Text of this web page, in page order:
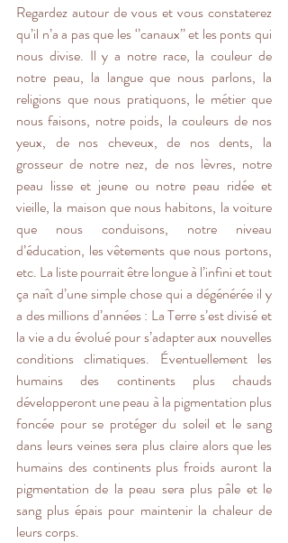
Regardez autour de vous et vous constaterez
qu’il n’a a pas que les ‘’canaux’’ et les ponts qui
nous divise. Il y a notre race, la couleur de
notre peau, la langue que nous parlons, la
religions que nous pratiquons, le métier que
nous faisons, notre poids, la couleurs de nos
yeux, de nos cheveux, de nos dents, la
grosseur de notre nez, de nos lèvres, notre
peau lisse et jeune ou notre peau ridée et
vieille, la maison que nous habitons, la voiture
que nous conduisons, notre niveau
d’éducation, les vêtements que nous portons,
etc. La liste pourrait être longue à l’infini et tout
ça naît d’une simple chose qui a dégénérée il y
a des millions d’années : La Terre s’est divisé et
la vie a du évolué pour s’adapter aux nouvelles
conditions climatiques. Éventuellement les
humains des continents plus chauds
développeront une peau à la pigmentation plus
foncée pour se protéger du soleil et le sang
dans leurs veines sera plus claire alors que les
humains des continents plus froids auront la
pigmentation de la peau sera plus pâle et le
sang plus épais pour maintenir la chaleur de
leurs corps.